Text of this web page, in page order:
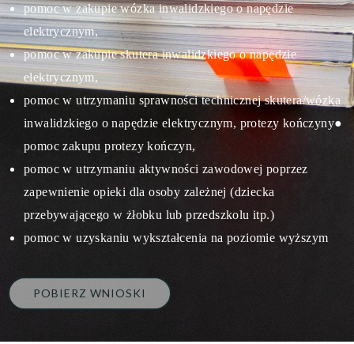
pomoc w zakupie wózka inwalidzkiego o napędzie
elektrycznym,
pomoc w zakupie skutera inwalidzkiego o napędzie
elektrycznym,
pomoc w utrzymaniu sprawności technicznej skutera/wózka
inwalidzkiego o napędzie elektrycznym, protezy kończyny●
pomoc zakupu protezy kończyn,
pomoc w utrzymaniu aktywności zawodowej poprzez
zapewnienie opieki dla osoby zależnej (dziecka
przebywającego w żłobku lub przedszkolu itp.)
pomoc w uzyskaniu wykształcenia na poziomie wyższym
POBIERZ WNIOSKI